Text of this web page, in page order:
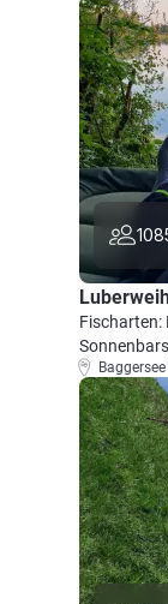
Fischarten: